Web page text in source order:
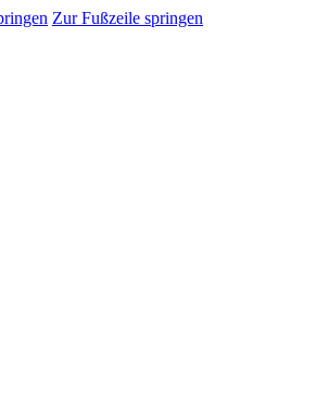
Zur Fußzeile springen